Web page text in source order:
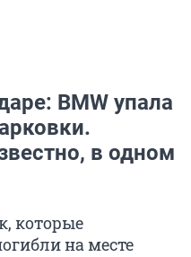
BMW упала
в одном
которые
на месте